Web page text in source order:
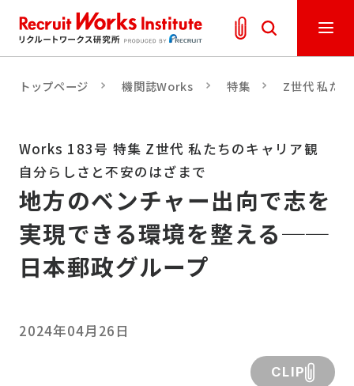
トップページ 機関誌Works 特集 Z世代 私た
Works 183号 特集 Z世代 私たちのキャリア観
自分らしさと不安のはざまで
地方のベンチャー出向で志を
実現できる環境を整える──
日本郵政グループ
2024年04月26日
CLIP